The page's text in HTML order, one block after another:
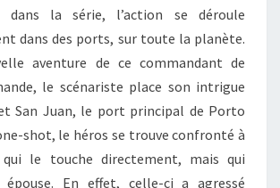
:
« ESCALE
À
HAUT
RISQUE »
dans la série, l’action se déroule
dans des ports, sur toute la planète.
aventure de ce commandant de
le scénariste place son intrigue
San Juan, le port principal de Porto
shot, le héros se trouve confronté à
le touche directement, mais qui
épouse. En effet, celle-ci a agressé